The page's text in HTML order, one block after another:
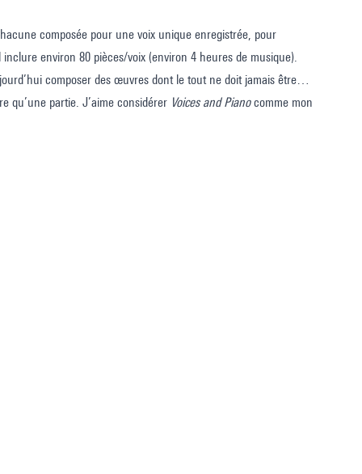
composée pour une voix unique enregistrée, pour
environ 80 pièces/voix (environ 4 heures de musique).
composer des œuvres dont le tout ne doit jamais être
qu’une partie. J’aime considérer Voices and Pianocomme mon
est une grille qui tente de l’approximer. Dans les faits,
à une photographie quadrillée. Le piano est une